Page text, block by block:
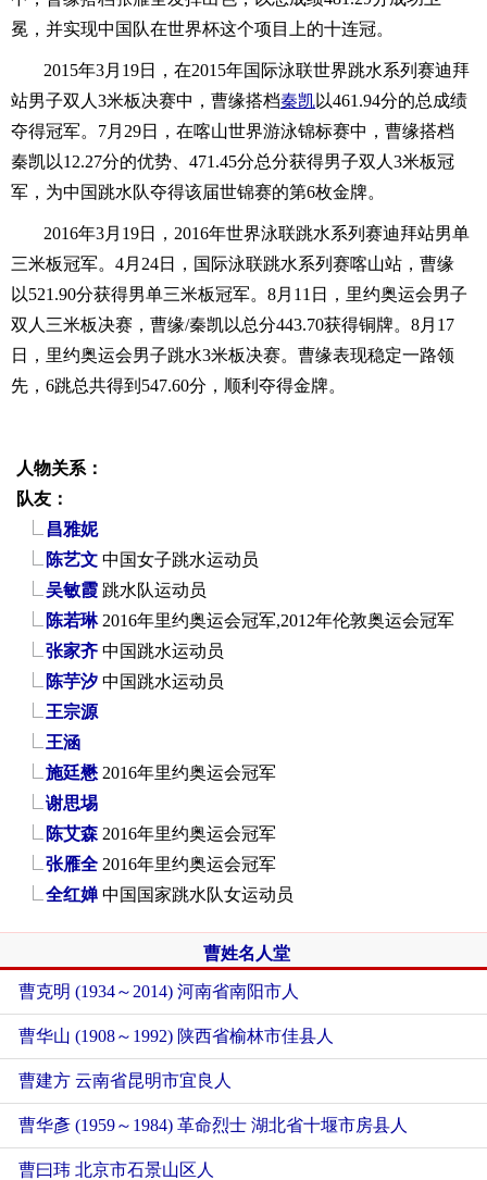
冕，并实现中国队在世界杯这个项目上的十连冠。
2015年3月19日，在2015年国际泳联世界跳水系列赛迪拜
站男子双人3米板决赛中，曹缘搭档秦凯以461.94分的总成绩
夺得冠军。7月29日，在喀山世界游泳锦标赛中，曹缘搭档
秦凯以12.27分的优势、471.45分总分获得男子双人3米板冠
军，为中国跳水队夺得该届世锦赛的第6枚金牌。
2016年3月19日，2016年世界泳联跳水系列赛迪拜站男单
三米板冠军。4月24日，国际泳联跳水系列赛喀山站，曹缘
以521.90分获得男单三米板冠军。8月11日，里约奥运会男子
双人三米板决赛，曹缘/秦凯以总分443.70获得铜牌。8月17
日，里约奥运会男子跳水3米板决赛。曹缘表现稳定一路领
先，6跳总共得到547.60分，顺利夺得金牌。
人物关系：
队友：
昌雅妮
陈艺文 中国女子跳水运动员
吴敏霞 跳水队运动员
陈若琳 2016年里约奥运会冠军,2012年伦敦奥运会冠军
张家齐 中国跳水运动员
陈芋汐 中国跳水运动员
王宗源
王涵
施廷懋 2016年里约奥运会冠军
谢思埸
陈艾森 2016年里约奥运会冠军
张雁全 2016年里约奥运会冠军
全红婵 中国国家跳水队女运动员
曹姓名人堂
曹克明 (1934～2014) 河南省南阳市人
曹华山 (1908～1992) 陕西省榆林市佳县人
曹建方 云南省昆明市宜良人
曹华彥 (1959～1984) 革命烈士 湖北省十堰市房县人
曹曰玮 北京市石景山区人